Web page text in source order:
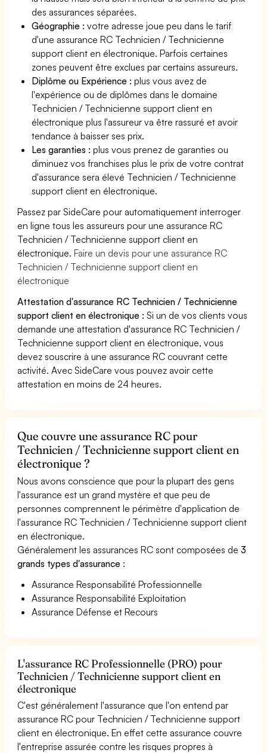
des assurances séparées.
Géographie :votre adresse joue peu dans le tarif
d'une assurance RC Technicien / Technicienne
support client en électronique. Parfois certaines
zones peuvent être exclues par certains assureurs.
Diplôme ou Expérience :plus vous avez de
l'expérience ou de diplômes dans le domaine
Technicien / Technicienne support client en
électronique plus l'assureur va être rassuré et avoir
tendance à baisser ses prix.
Les garanties :plus vous prenez de garanties ou
diminuez vos franchises plus le prix de votre contrat
d'assurance sera élevé Technicien / Technicienne
support client en électronique.
Passez par SideCare pour automatiquement interroger
en ligne tous les assureurs pour une assurance RC
Technicien / Technicienne support client en
électronique.Faire un devis pour une assurance RC
Technicien / Technicienne support client en
électronique
Attestation d'assurance RC Technicien / Technicienne
support client en électronique : Si un de vos clients vous
demande une attestation d'assurance RC Technicien /
Technicienne support client en électronique, vous
devez souscrire à une assurance RC couvrant cette
activité. Avec SideCare vous pouvez avoir cette
attestation en moins de 24 heures.
Que couvre une assurance RC pour
Technicien / Technicienne support client en
électronique ?
Nous avons conscience que pour la plupart des gens
l'assurance est un grand mystère et que peu de
personnes comprennent le périmètre d'application de
l'assurance RC Technicien / Technicienne support client
en électronique.
Généralement les assurances RC sont composées de3
grands types d'assurance :
Assurance Responsabilité Professionnelle
Assurance Responsabilité Exploitation
Assurance Défense et Recours
L'assurance RC Professionnelle (PRO) pour
Technicien / Technicienne support client en
électronique
C'est généralement l'assurance que l'on entend par
assurance RC pour Technicien / Technicienne support
client en électronique. En effet cette assurance couvre
l'entreprise assurée contre les risques propres à